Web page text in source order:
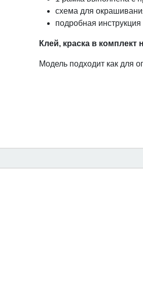
схема для
подробная
Клей, краска в комплект
Модель подходит как для